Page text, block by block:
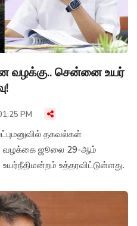
வழக்கு.. சென்னை உயர்
PM
தகவல்கள்
வழக்கை ஜூலை 29-ஆம்
உத்தரவிட்டுள்ளது.